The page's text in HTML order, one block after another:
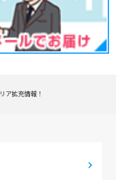
ア拡充情報！